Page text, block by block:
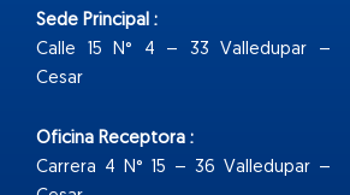
Sede Principal :
Calle 15 N° 4 – 33 Valledupar –
Cesar
Oficina Receptora :
Carrera 4 N° 15 – 36 Valledupar –